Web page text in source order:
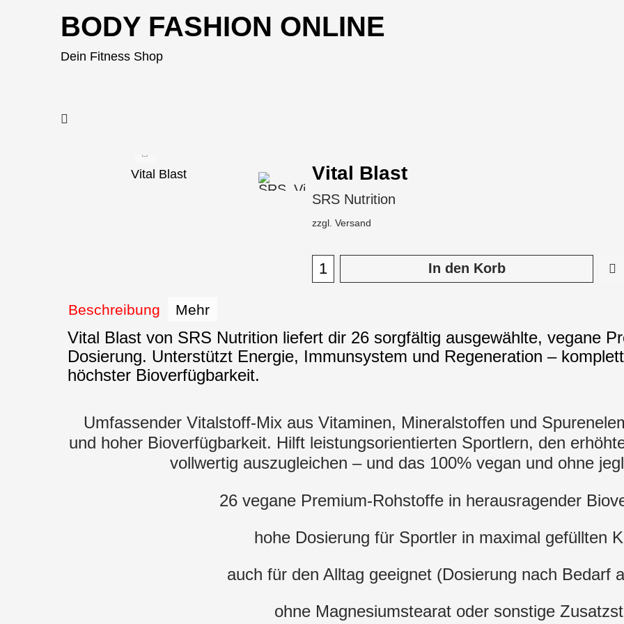
BODY FASHION ONLINE
Dein Fitness Shop
Vital Blast Vital Blast
SRS Nutrition
zzgl. Versand
In den Korb
Beschreibung Mehr
Vital Blast von SRS Nutrition liefert dir 26 sorgfältig ausgewählte, vegane
Dosierung. Unterstützt Energie, Immunsystem und Regeneration –
höchster Bioverfügbarkeit.
Umfassender Vitalstoff-Mix aus Vitaminen, Mineralstoffen und
und hoher Bioverfügbarkeit. Hilft leistungsorientierten Sportlern, den
vollwertig auszugleichen – und das 100% vegan und ohne
26 vegane Premium-Rohstoffe in herausragender
hohe Dosierung für Sportler in maximal gefüllten
auch für den Alltag geeignet (Dosierung nach Bedarf
ohne Magnesiumstearat oder sonstige